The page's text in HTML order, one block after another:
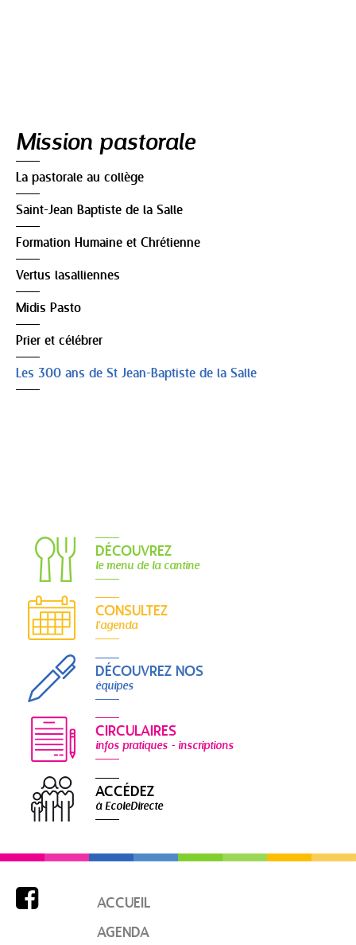
Mission pastorale
La pastorale au collège
Saint-Jean Baptiste de la Salle
Formation Humaine et Chrétienne
Vertus lasalliennes
Midis Pasto
Prier et célébrer
Les 300 ans de St Jean-Baptiste de la Salle
DÉCOUVREZ
le menu de la cantine
CONSULTEZ
l'agenda
DÉCOUVREZ NOS
équipes
CIRCULAIRES
infos pratiques - inscriptions
ACCÉDEZ
à EcoleDirecte

ACCUEIL
AGENDA